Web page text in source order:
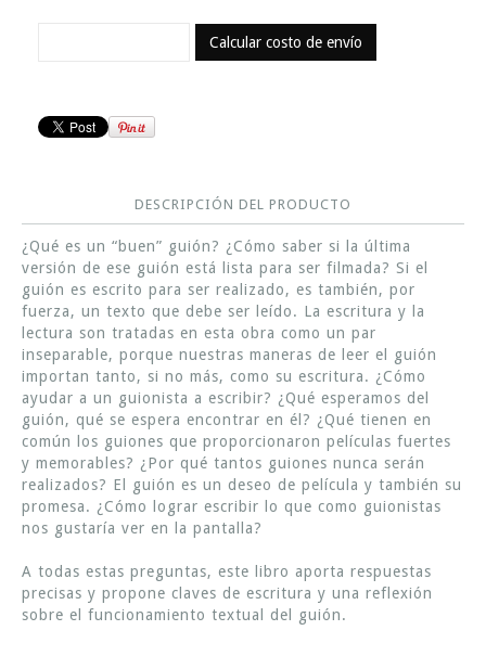
Calcular costo de envío
DESCRIPCIÓN DEL PRODUCTO
¿Qué es un “buen” guión? ¿Cómo saber si la última
versión de ese guión está lista para ser filmada? Si el
guión es escrito para ser realizado, es también, por
fuerza, un texto que debe ser leído. La escritura y la
lectura son tratadas en esta obra como un par
inseparable, porque nuestras maneras de leer el guión
importan tanto, si no más, como su escritura. ¿Cómo
ayudar a un guionista a escribir? ¿Qué esperamos del
guión, qué se espera encontrar en él? ¿Qué tienen en
común los guiones que proporcionaron películas fuertes
y memorables? ¿Por qué tantos guiones nunca serán
realizados? El guión es un deseo de película y también su
promesa. ¿Cómo lograr escribir lo que como guionistas
nos gustaría ver en la pantalla?
A todas estas preguntas, este libro aporta respuestas
precisas y propone claves de escritura y una reflexión
sobre el funcionamiento textual del guión.